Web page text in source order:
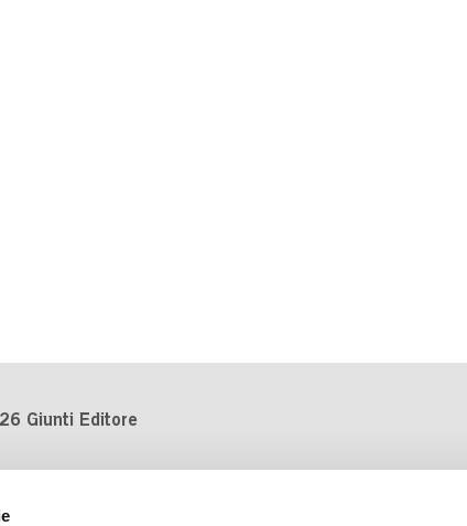
Giunti Editore